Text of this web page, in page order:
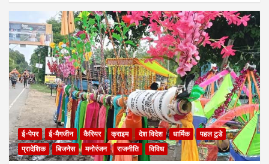
ई-पेपर ई-मैगजीन कैरियर क्राइम देश विदेश धार्मिक
पहल टुडे
प्रादेशिक
बिजनेस मनोरंजन राजनीति विविध